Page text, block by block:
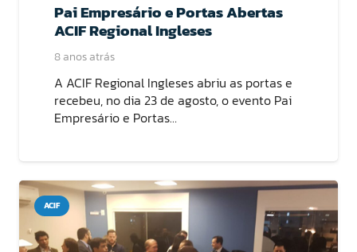
Pai Empresário e Portas Abertas
ACIF Regional Ingleses
8 anos atrás
A ACIF Regional Ingleses abriu as portas e
recebeu, no dia 23 de agosto, o evento Pai
Empresário e Portas…
ACIF